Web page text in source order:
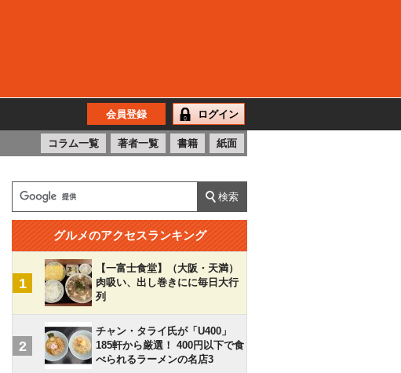
会員登録 ログイン
コラム一覧 著者一覧 書籍 紙面
グルメのアクセスランキング
1
【一富士食堂】（大阪・天満）
肉吸い、出し巻きにに毎日大行
列
2
チャン・タライ氏が「U400」
185軒から厳選！ 400円以下で食
べられるラーメンの名店3